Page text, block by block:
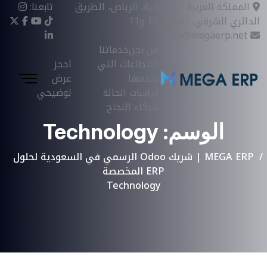
المملكة العربية السعودية، الرياض، الطريق
الدائري الشرقي، المخرج 10 و11
تابعنا:
من نحنخدماتنا
القطاعات التي
نخدمها
دراسات الحالة
شركاء النجاح
احجز
عرض
توضيحي
الوسم: Technology
MEGA ERP | شريك Odoo الرسمي في السعودية لحلول
ERP المخصصة
Technology